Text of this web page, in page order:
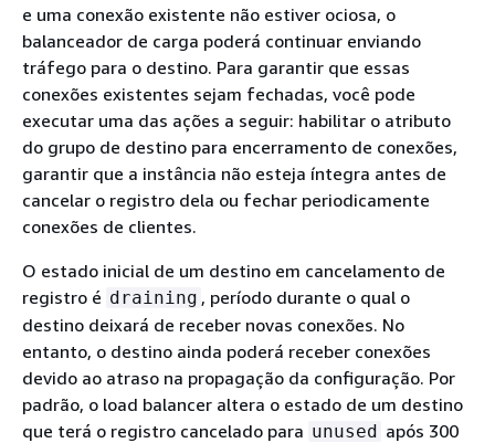
e uma conexão existente não estiver ociosa, o
balanceador de carga poderá continuar enviando
tráfego para o destino. Para garantir que essas
conexões existentes sejam fechadas, você pode
executar uma das ações a seguir: habilitar o atributo
do grupo de destino para encerramento de conexões,
garantir que a instância não esteja íntegra antes de
cancelar o registro dela ou fechar periodicamente
conexões de clientes.
O estado inicial de um destino em cancelamento de
registro é draining , período durante o qual o
destino deixará de receber novas conexões. No
entanto, o destino ainda poderá receber conexões
devido ao atraso na propagação da configuração. Por
padrão, o load balancer altera o estado de um destino
que terá o registro cancelado para unused após 300